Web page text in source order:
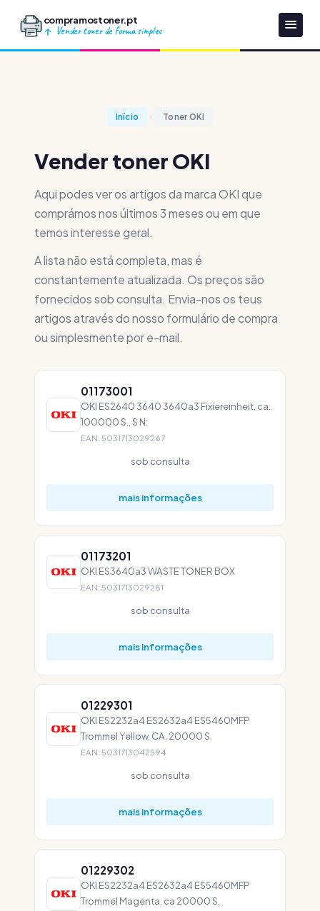
compramostoner.pt
Vender toner de forma simples
Início Toner OKI
Vender toner OKI
Aqui podes ver os artigos da marca OKI que
comprámos nos últimos 3 meses ou em que
temos interesse geral.
A lista não está completa, mas é
constantemente atualizada. Os preços são
fornecidos sob consulta. Envia-nos os teus
artigos através do nosso formulário de compra
ou simplesmente por e-mail.
01173001
OKI ES2640 3640 3640a3 Fixiereinheit, ca.
100000 S., S N:
EAN: 5031713029267
sob consulta
mais informações
01173201
OKI ES3640a3 WASTE TONER BOX
EAN: 5031713029281
sob consulta
mais informações
01229301
OKI ES2232a4 ES2632a4 ES5460MFP
Trommel Yellow, CA. 20000 S.
EAN: 5031713042594
sob consulta
mais informações
01229302
OKI ES2232a4 ES2632a4 ES5460MFP
Trommel Magenta, ca 20000 S.